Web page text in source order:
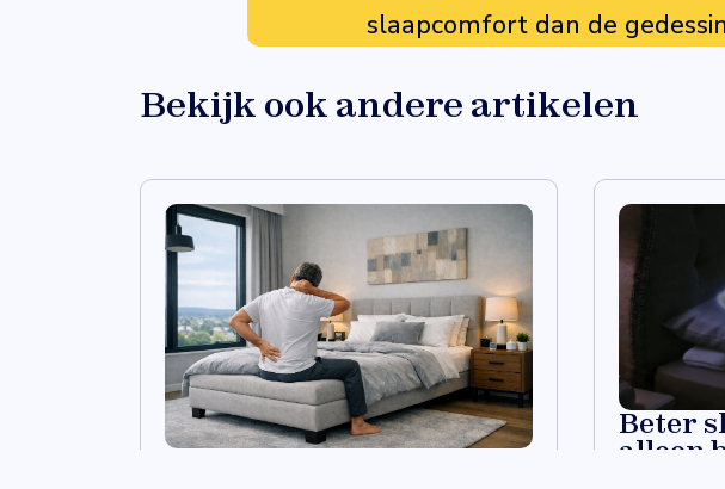
slaapcomfort dan de
Bekijk ook andere artikelen
Beter
alleen